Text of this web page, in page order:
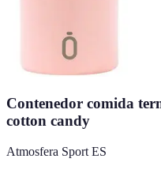
Contenedor comida
cotton candy
Atmosfera Sport ES